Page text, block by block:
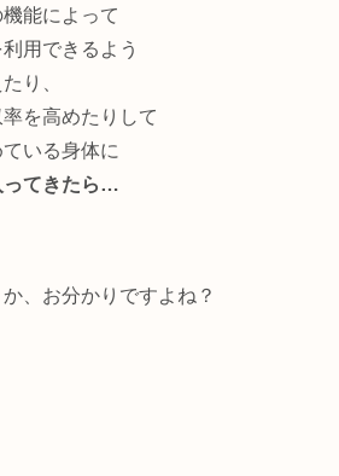
機能によって
用できるよう
り、
を高めたりして
いる身体に
ってきたら…
、お分かりですよね？